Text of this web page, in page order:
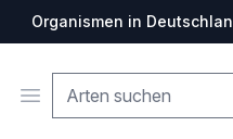
Organismen in
Open menu